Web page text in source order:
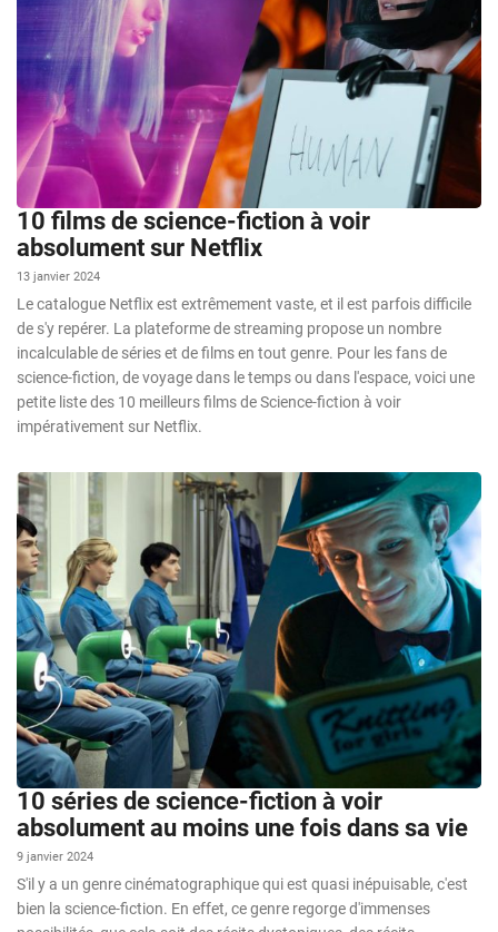
10 films de science-fiction à voir
absolument sur Netflix
13 janvier 2024
Le catalogue Netflix est extrêmement vaste, et il est parfois difficile
de s'y repérer. La plateforme de streaming propose un nombre
incalculable de séries et de films en tout genre. Pour les fans de
science-fiction, de voyage dans le temps ou dans l'espace, voici une
petite liste des 10 meilleurs films de Science-fiction à voir
impérativement sur Netflix.
10 séries de science-fiction à voir
absolument au moins une fois dans sa vie
9 janvier 2024
S'il y a un genre cinématographique qui est quasi inépuisable, c'est
bien la science-fiction. En effet, ce genre regorge d'immenses